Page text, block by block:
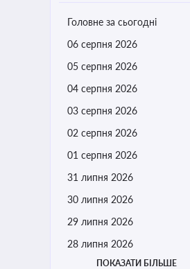
Головне за сьогодні
06 серпня 2026
05 серпня 2026
04 серпня 2026
03 серпня 2026
02 серпня 2026
01 серпня 2026
31 липня 2026
30 липня 2026
29 липня 2026
28 липня 2026
ПОКАЗАТИ БІЛЬШЕ